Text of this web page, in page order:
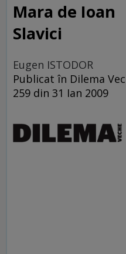
Mara de Ioan
Slavici
Eugen ISTODOR
Publicat în Dilema
259 din 31 Ian 2009